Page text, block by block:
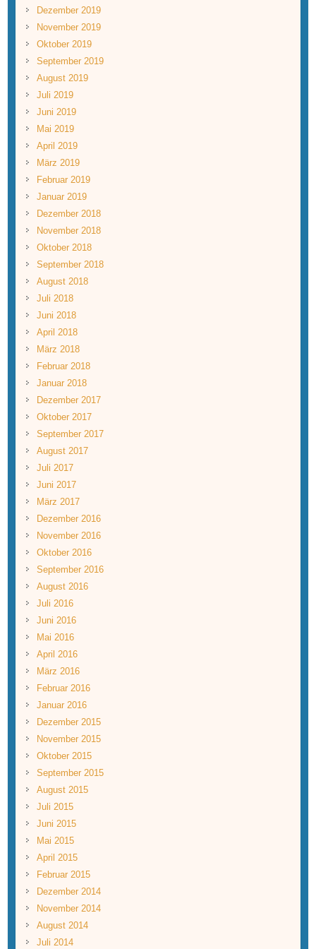
Dezember 2019
November 2019
Oktober 2019
September 2019
August 2019
Juli 2019
Juni 2019
Mai 2019
April 2019
März 2019
Februar 2019
Januar 2019
Dezember 2018
November 2018
Oktober 2018
September 2018
August 2018
Juli 2018
Juni 2018
April 2018
März 2018
Februar 2018
Januar 2018
Dezember 2017
Oktober 2017
September 2017
August 2017
Juli 2017
Juni 2017
März 2017
Dezember 2016
November 2016
Oktober 2016
September 2016
August 2016
Juli 2016
Juni 2016
Mai 2016
April 2016
März 2016
Februar 2016
Januar 2016
Dezember 2015
November 2015
Oktober 2015
September 2015
August 2015
Juli 2015
Juni 2015
Mai 2015
April 2015
Februar 2015
Dezember 2014
November 2014
August 2014
Juli 2014